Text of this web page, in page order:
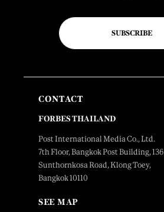
SUBSCRIBE
CONTACT
FORBES THAILAND
Post International Media Co., Ltd.
7th Floor, Bangkok Post Building, 136
Sunthornkosa Road, Klong Toey,
Bangkok 10110
SEE MAP